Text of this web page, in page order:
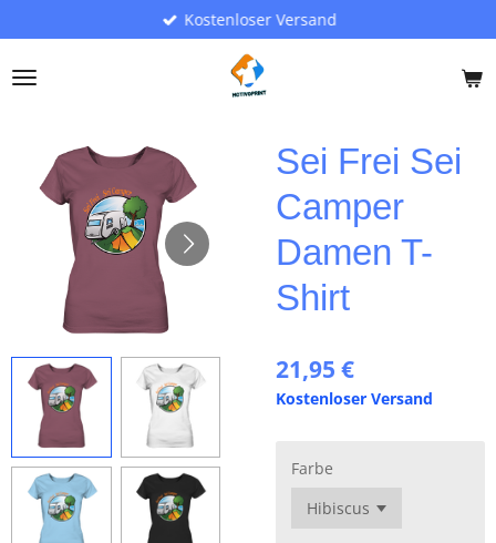
Hauptinhalt
springen
Kostenloser Versand
Sei Frei Sei
Camper
Damen T-
Shirt
21,95 €
Kostenloser Versand
Farbe